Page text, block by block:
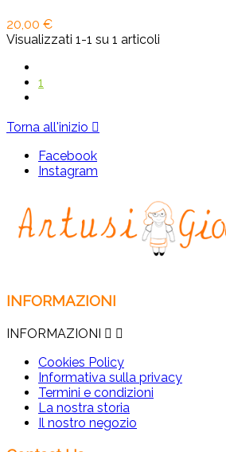
20,00 €
Visualizzati 1-1 su 1 articoli
1
Torna all'inizio 
Facebook
Instagram
INFORMAZIONI
INFORMAZIONI  
Cookies Policy
Informativa sulla privacy
Termini e condizioni
La nostra storia
Il nostro negozio